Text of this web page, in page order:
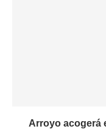
Arroyo acogerá